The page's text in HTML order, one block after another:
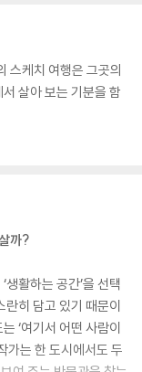
스케치 여행은 그곳의
살아 보는 기분을 함
까?
활하는 공간’을 선택
히 담고 있기 때문이
‘여기서 어떤 사람이
가는 한 도시에서도 두